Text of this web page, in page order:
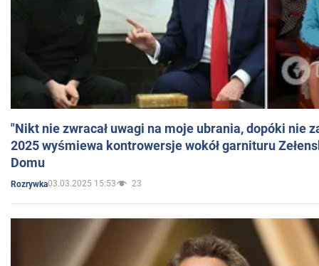
"Nikt nie zwracał uwagi na moje ubrania, dopóki nie
2025 wyśmiewa kontrowersje wokół garnituru
Domu
Rozrywka03.03.2025 15:53 23